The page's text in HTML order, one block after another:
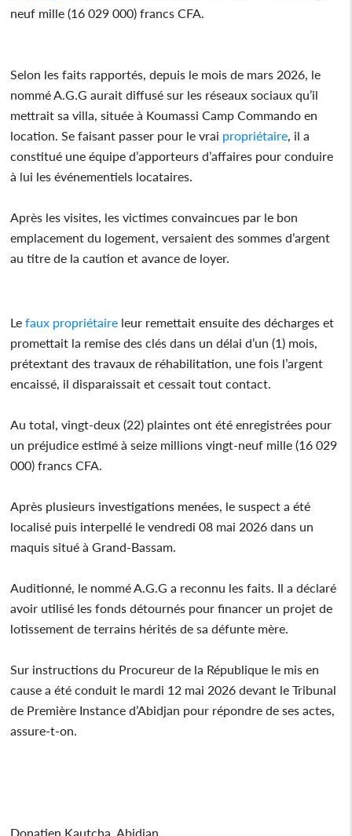
neuf mille (16 029 000) francs CFA.
Selon les faits rapportés, depuis le mois de mars 2026, le
nommé A.G.G aurait diffusé sur les réseaux sociaux qu’il
mettrait sa villa, située à Koumassi Camp Commando en
location. Se faisant passer pour le vrai propriétaire , il a
constitué une équipe d’apporteurs d’affaires pour conduire
à lui les événementiels locataires.
Après les visites, les victimes convaincues par le bon
emplacement du logement, versaient des sommes d’argent
au titre de la caution et avance de loyer.
Lefaux propriétaire leur remettait ensuite des décharges et
promettait la remise des clés dans un délai d’un (1) mois,
prétextant des travaux de réhabilitation, une fois l’argent
encaissé, il disparaissait et cessait tout contact.
Au total, vingt-deux (22) plaintes ont été enregistrées pour
un préjudice estimé à seize millions vingt-neuf mille (16 029
000) francs CFA.
Après plusieurs investigations menées, le suspect a été
localisé puis interpellé le vendredi 08 mai 2026 dans un
maquis situé à Grand-Bassam.
Auditionné, le nommé A.G.G a reconnu les faits. Il a déclaré
avoir utilisé les fonds détournés pour financer un projet de
lotissement de terrains hérités de sa défunte mère.
Sur instructions du Procureur de la République le mis en
cause a été conduit le mardi 12 mai 2026 devant le Tribunal
de Première Instance d’Abidjan pour répondre de ses actes,
assure-t-on.
Donatien Kautcha, Abidjan